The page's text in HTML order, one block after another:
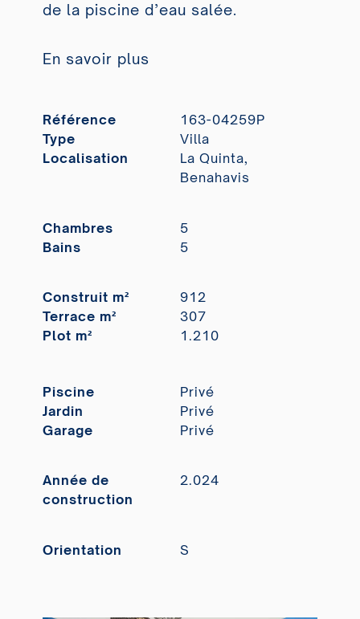
de la piscine d’eau salée.
En savoir plus
Référence
163-04259P
Type
Villa
Localisation
La Quinta,
Benahavis
Chambres
5
Bains
5
Construit m²
912
Terrace m²
307
Plot m²
1.210
Piscine
Privé
Jardin
Privé
Garage
Privé
Année de
construction
2.024
Orientation S